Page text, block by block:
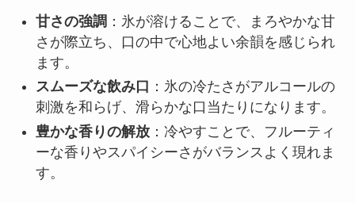
甘さの強調 ：氷が溶けることで、まろやかな甘
さが際立ち、口の中で心地よい余韻を感じられ
ます。
スムーズな飲み口 ：氷の冷たさがアルコールの
刺激を和らげ、滑らかな口当たりになります。
豊かな香りの解放：冷やすことで、フルーティ
ーな香りやスパイシーさがバランスよく現れま
す。